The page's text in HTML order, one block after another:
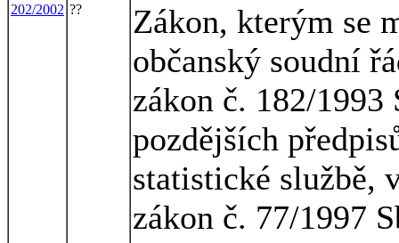
202/2002 ??
Zákon, kterým se
občanský soudní
zákon č. 182/1993
pozdějších
statistické službě,
zákon č. 77/1997